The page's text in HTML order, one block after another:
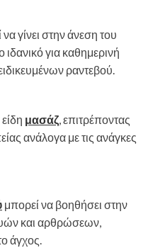
γίνει στην άνεση του
για καθημερινή
ραντεβού.
μασάζ, επιτρέποντας
ανάλογα με τις ανάγκες
μπορεί να βοηθήσει στην
και αρθρώσεων,
άγχος.